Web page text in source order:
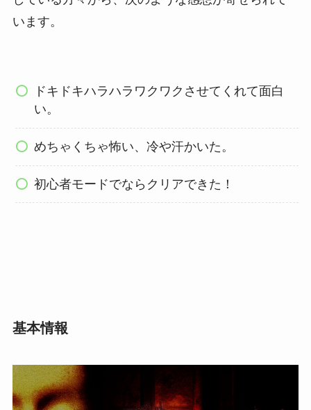
います。
ドキドキハラハラワクワクさせてくれて面白
い。
めちゃくちゃ怖い、冷や汗かいた。
初心者モードでならクリアできた！
基本情報